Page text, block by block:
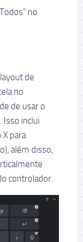
no
de
no
de usar o
Isso inclui
para
além disso,
controlador.